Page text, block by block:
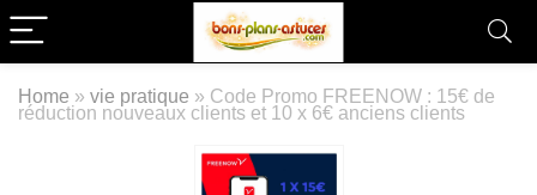
Home » vie pratique » Code Promo FREENOW : 15€ de
réduction nouveaux clients et 10 x 6€ anciens clients